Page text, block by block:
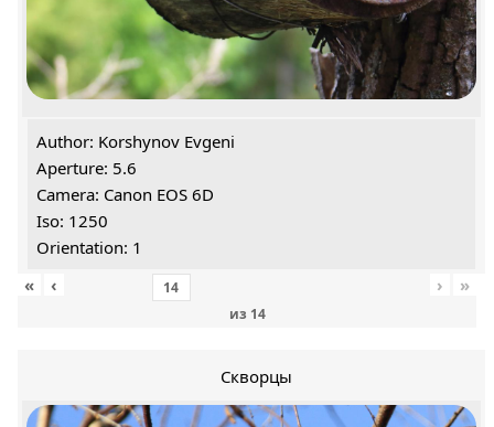
Author: Korshynov Evgeni
Aperture: 5.6
Camera: Canon EOS 6D
Iso: 1250
Orientation: 1
«
‹
из 14
› »
Скворцы